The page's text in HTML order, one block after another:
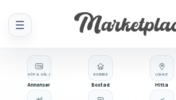
Meny
KÖP & SÄLJ
Annonser
BOENDE
Bostad
LOKALT
Hitta